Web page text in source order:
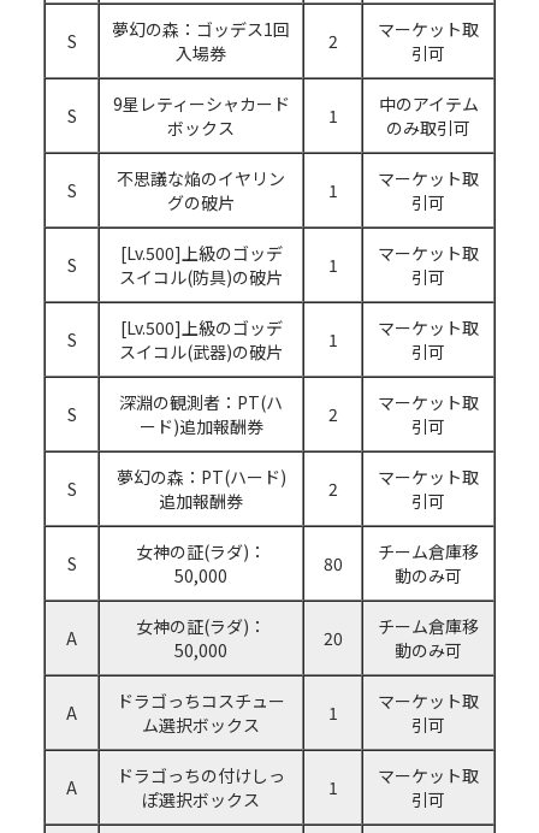
S
夢幻の森：ゴッデス1回
入場券
2
マーケット取
引可
S
9星レティーシャカード
ボックス
1
中のアイテム
のみ取引可
S
不思議な焔のイヤリン
グの破片
1
マーケット取
引可
S
[Lv.500]上級のゴッデ
スイコル(防具)の破片
1
マーケット取
引可
S
[Lv.500]上級のゴッデ
スイコル(武器)の破片
1
マーケット取
引可
S
深淵の観測者：PT(ハ
ード)追加報酬券
2
マーケット取
引可
S
夢幻の森：PT(ハード)
追加報酬券
2
マーケット取
引可
S
女神の証(ラダ)：
50,000
80
チーム倉庫移
動のみ可
A
女神の証(ラダ)：
50,000
20
チーム倉庫移
動のみ可
A
ドラゴっちコスチュー
ム選択ボックス
1
マーケット取
引可
A
ドラゴっちの付けしっ
ぽ選択ボックス
1
マーケット取
引可